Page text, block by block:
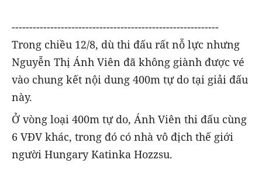
-----------------------------------------------------------
Trong chiều 12/8, dù thi đấu rất nỗ lực nhưng
Nguyễn Thị Ánh Viên đã không giành được vé
vào chung kết nội dung 400m tự do tại giải đấu
này.
Ở vòng loại 400m tự do, Ánh Viên thi đấu cùng
6 VĐV khác, trong đó có nhà vô địch thế giới
người Hungary Katinka Hozzsu.